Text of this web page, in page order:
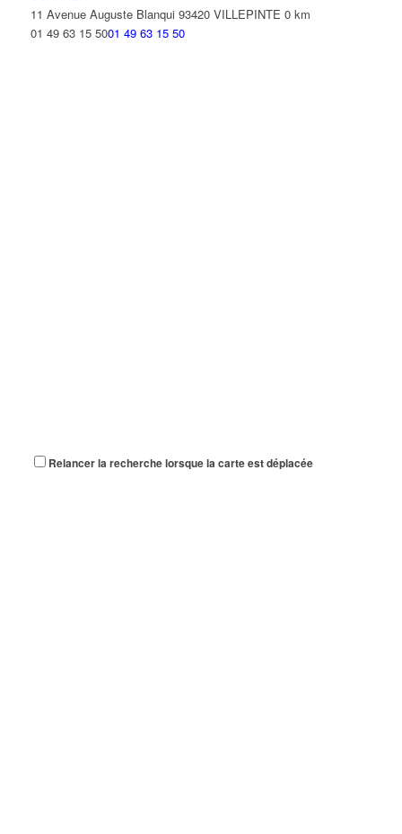
11 Avenue Auguste Blanqui 93420 VILLEPINTE 0 km
01 49 63 15 5001 49 63 15 50
Relancer la recherche lorsque la carte est déplacée